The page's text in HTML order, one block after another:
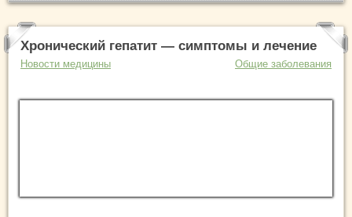
Хронический гепатит — симптомы и лечение
Новости медицины Общие заболевания